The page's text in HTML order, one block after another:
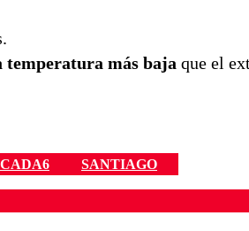
más baja que el
SANTIAGO